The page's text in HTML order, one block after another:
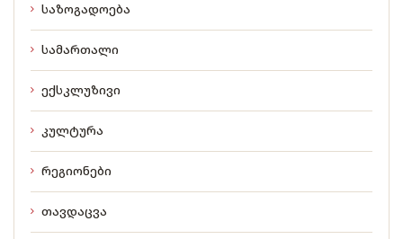
საზოგადოება
სამართალი
ექსკლუზივი
კულტურა
რეგიონები
თავდაცვა